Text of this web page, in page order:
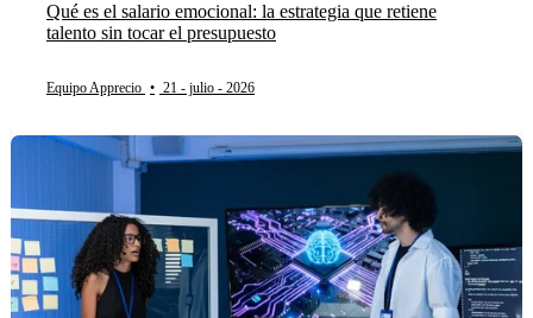
Qué es el salario emocional: la estrategia que retiene
talento sin tocar el presupuesto
Equipo Apprecio • 21 - julio - 2026